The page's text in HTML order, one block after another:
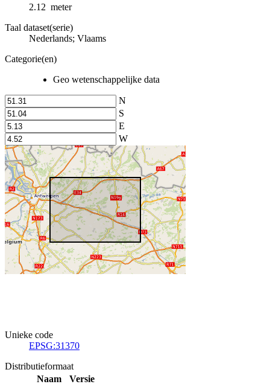
2.12 meter
Taal dataset(serie)
Nederlands; Vlaams
Categorie(en)
Geo wetenschappelijke data
N
S
E
W
Unieke code
EPSG:31370
Distributieformaat
Naam
Versie